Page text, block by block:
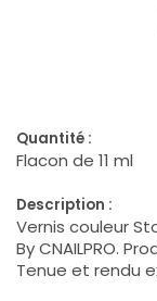
Quantité :
Flacon de 11 ml
Description :
Vernis couleur
By CNAILPRO.
Tenue et rendu